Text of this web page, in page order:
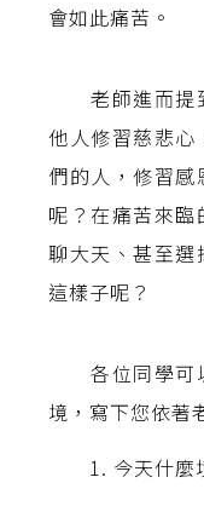
會如此痛苦。
老師進而提
他人修習慈悲心
們的人，修習
呢？在痛苦來臨
聊大天、甚至
這樣子呢？
各位同學可
境，寫下您依著
1. 今天什麼